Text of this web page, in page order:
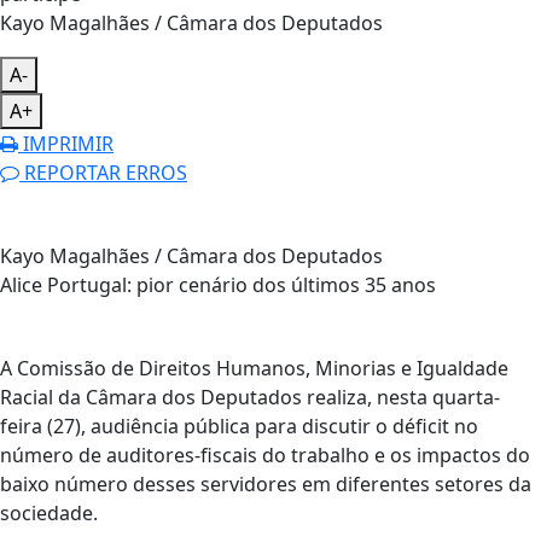
Kayo Magalhães / Câmara dos Deputados
A-
A+
IMPRIMIR
REPORTAR ERROS
Kayo Magalhães / Câmara dos Deputados
Alice Portugal: pior cenário dos últimos 35 anos
A Comissão de Direitos Humanos, Minorias e Igualdade
Racial da Câmara dos Deputados realiza, nesta quarta-
feira (27), audiência pública para discutir o déficit no
número de auditores-fiscais do trabalho e os impactos do
baixo número desses servidores em diferentes setores da
sociedade.